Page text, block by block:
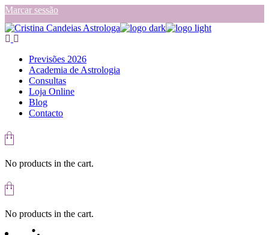
Skip
the
content
Marcar sessão
Previsões 2026
Academia de Astrologia
Consultas
Loja Online
Blog
Contacto
No products in the cart.
No products in the cart.